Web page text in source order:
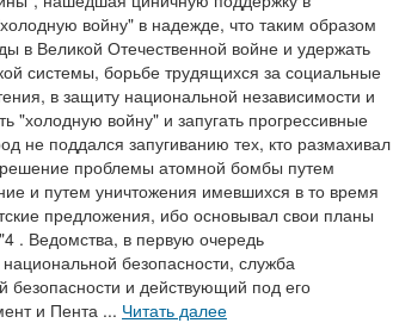
войну" в надежде, что таким образом
в Великой Отечественной войне и удержать
системы, борьбе трудящихся за социальные
в защиту национальной независимости и
"холодную войну" и запугать прогрессивные
не поддался запугиванию тех, кто размахивал
проблемы атомной бомбы путем
и путем уничтожения имевшихся в то время
предложения, ибо основывал свои планы
. Ведомства, в первую очередь
безопасности, служба
и действующий под его
и Пента ... Читать далее